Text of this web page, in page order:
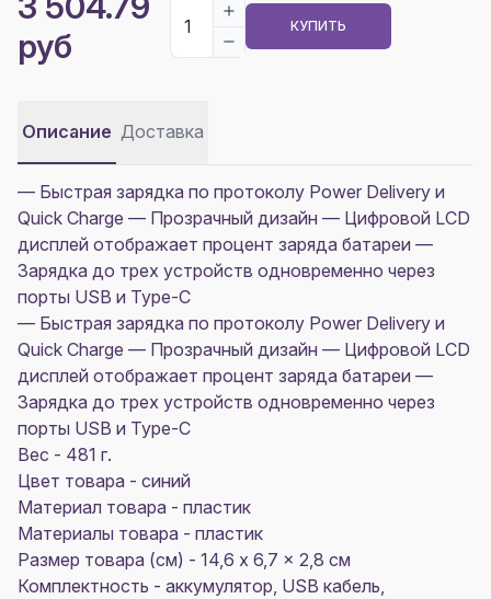
руб
КУПИТЬ
Описание Доставка
— Быстрая зарядка по протоколу Power Delivery и
Quick Charge — Прозрачный дизайн — Цифровой LCD
дисплей отображает процент заряда батареи —
Зарядка до трех устройств одновременно через
порты USB и Type-C
— Быстрая зарядка по протоколу Power Delivery и
Quick Charge — Прозрачный дизайн — Цифровой LCD
дисплей отображает процент заряда батареи —
Зарядка до трех устройств одновременно через
порты USB и Type-C
Вес - 481 г.
Цвет товара - синий
Материал товара - пластик
Материалы товара - пластик
Размер товара (см) - 14,6 x 6,7 x 2,8 см
Комплектность - аккумулятор, USB кабель,